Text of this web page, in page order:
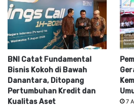
BNI Catat Fundamental
Bisnis Kokoh di Bawah
Danantara, Ditopang
Pertumbuhan Kredit dan
Kualitas Aset
7